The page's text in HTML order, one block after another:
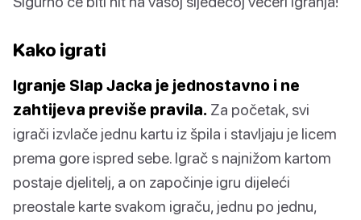
Kako igrati
Igranje Slap Jacka je jednostavno i ne
zahtijeva previše pravila. Za početak, svi
igrači izvlače jednu kartu iz špila i stavljaju je licem
prema gore ispred sebe. Igrač s najnižom kartom
postaje djelitelj, a on započinje igru dijeleći
preostale karte svakom igraču, jednu po jednu,